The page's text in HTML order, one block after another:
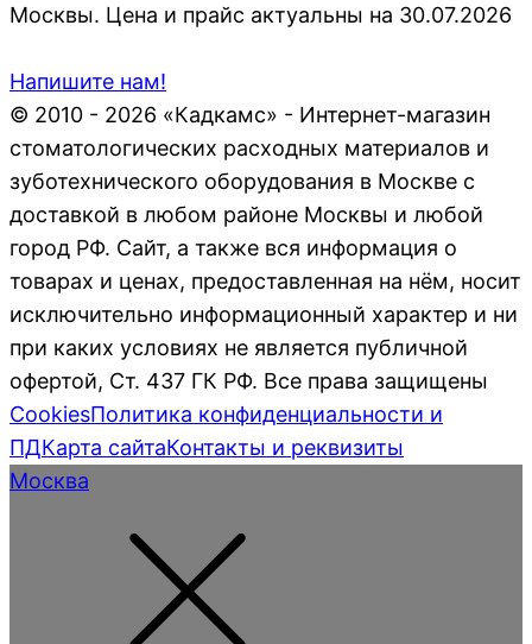
Москвы. Цена и прайс актуальны на 30.07.2026
Напишите нам!
© 2010 - 2026 «Кадкамс» - Интернет-магазин
стоматологических расходных материалов и
зуботехнического оборудования в Москве с
доставкой в любом районе Москвы и любой
город РФ. Сайт, а также вся информация о
товарах и ценах, предоставленная на нём, носит
исключительно информационный характер и ни
при каких условиях не является публичной
офертой, Ст. 437 ГК РФ. Все права защищены
CookiesПолитика конфиденциальности и
ПДКарта сайтаКонтакты и реквизиты
Москва